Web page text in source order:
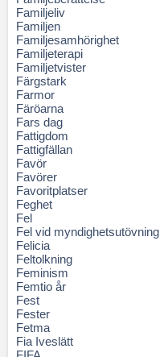
Familjeliv
Familjen
Familjesamhörighet
Familjeterapi
Familjetvister
Färgstark
Farmor
Färöarna
Fars dag
Fattigdom
Fattigfällan
Favör
Favörer
Favoritplatser
Feghet
Fel
Fel vid myndighetsutövning
Felicia
Feltolkning
Feminism
Femtio år
Fest
Fester
Fetma
Fia Iveslätt